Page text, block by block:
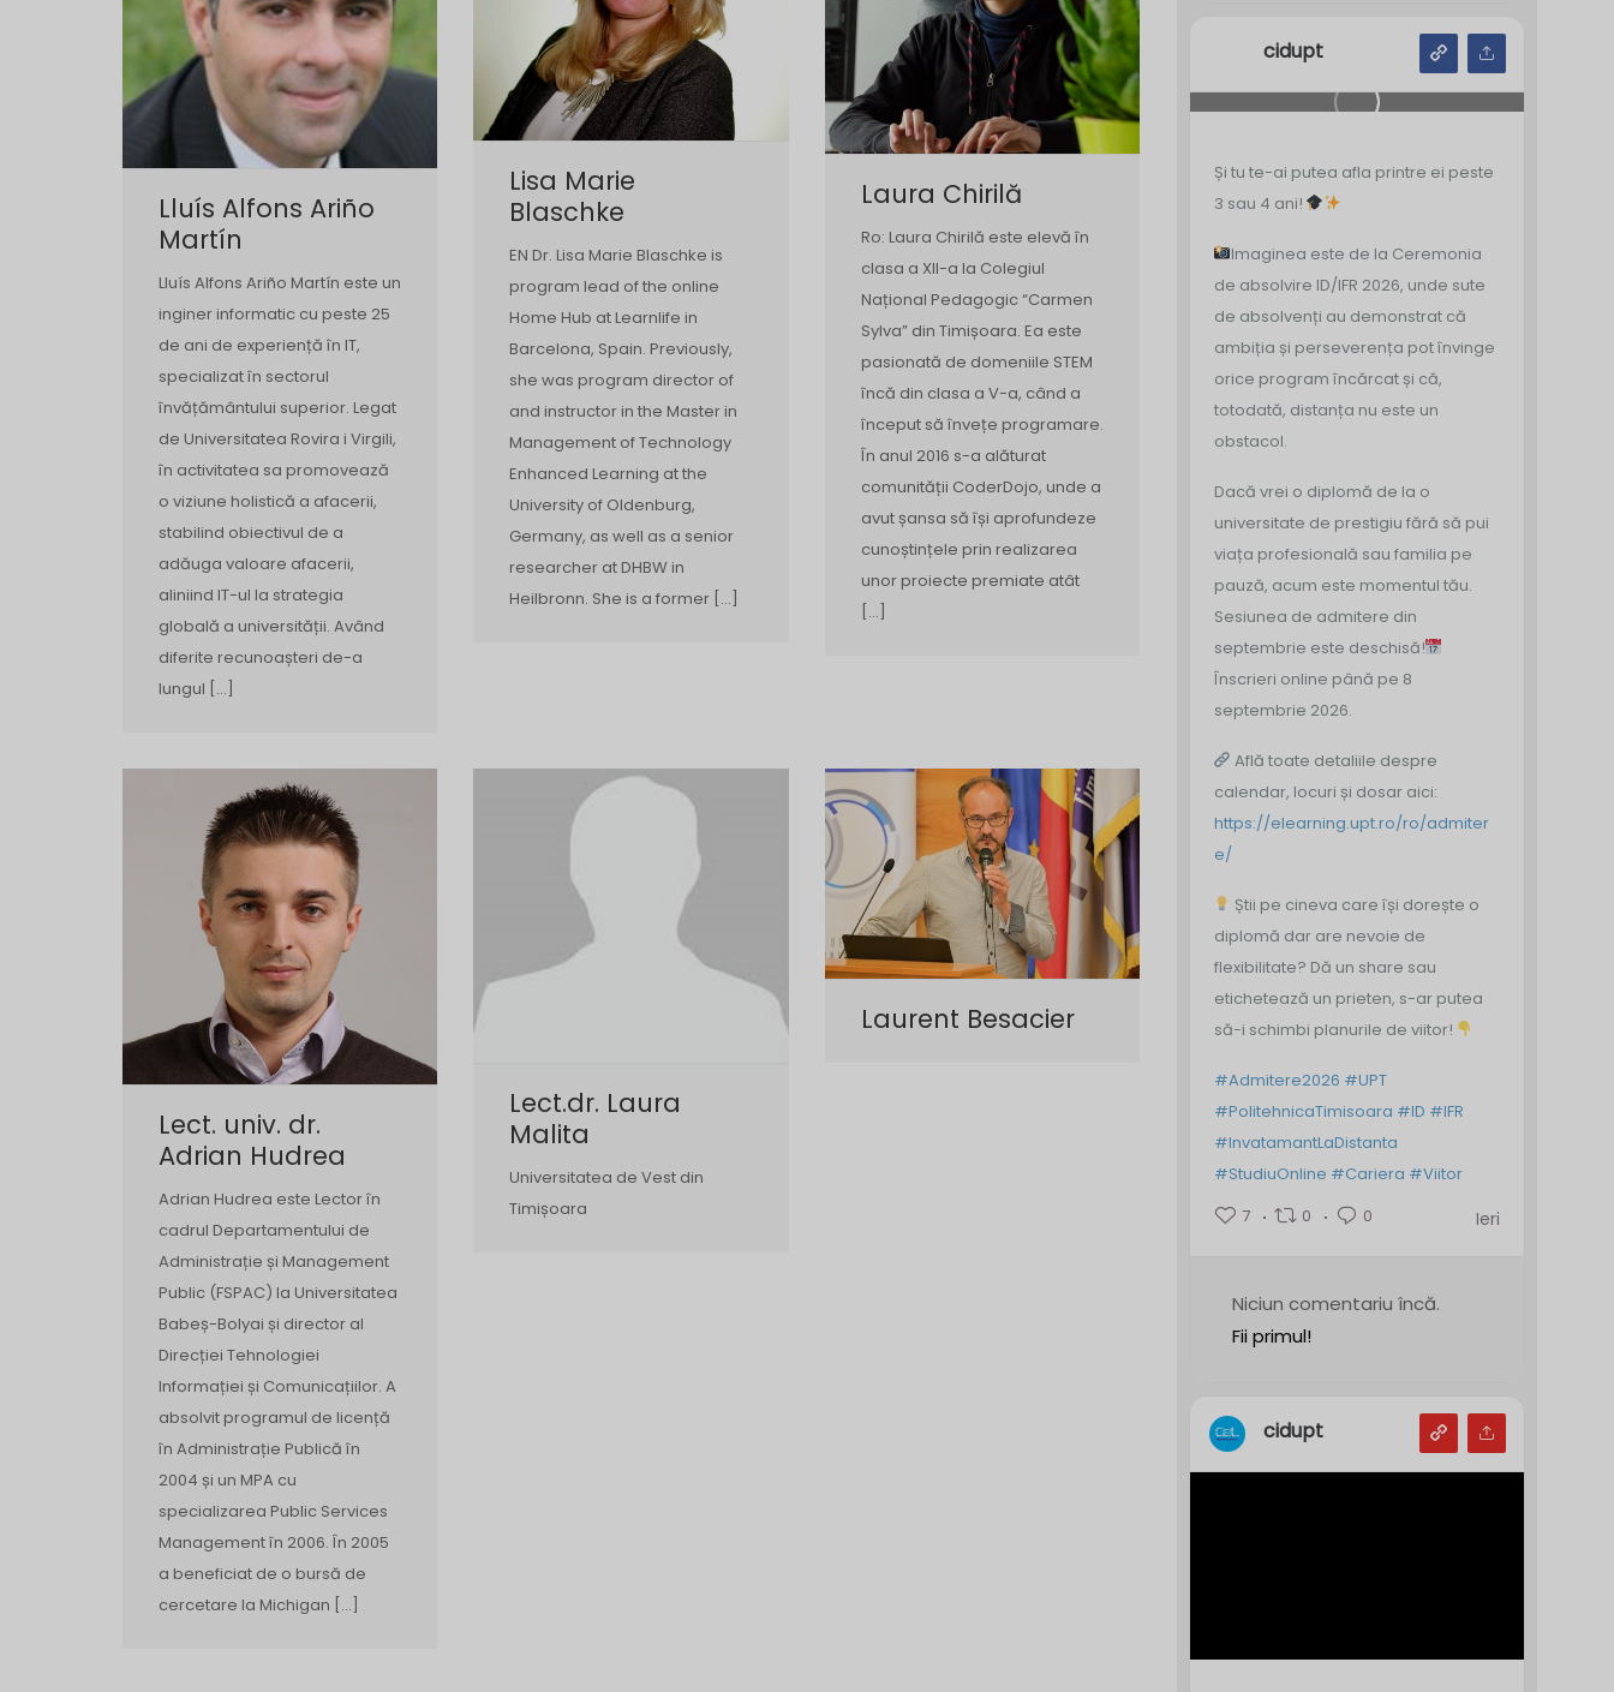
Lluís Alfons Ariño
Martín
Lluís Alfons Ariño Martín este un
inginer informatic cu peste 25
de ani de experiență în IT,
specializat în sectorul
învățământului superior. Legat
de Universitatea Rovira i Virgili,
în activitatea sa promovează
o viziune holistică a afacerii,
stabilind obiectivul de a
adăuga valoare afacerii,
aliniind IT-ul la strategia
globală a universității. Având
diferite recunoașteri de-a
lungul […]
Lisa Marie
Blaschke
EN Dr. Lisa Marie Blaschke is
program lead of the online
Home Hub at Learnlife in
Barcelona, Spain. Previously,
she was program director of
and instructor in the Master in
Management of Technology
Enhanced Learning at the
University of Oldenburg,
Germany, as well as a senior
researcher at DHBW in
Heilbronn. She is a former […]
Laura Chirilă
Ro: Laura Chirilă este elevă în
clasa a XII-a la Colegiul
Național Pedagogic “Carmen
Sylva” din Timișoara. Ea este
pasionată de domeniile STEM
încă din clasa a V-a, când a
început să învețe programare.
În anul 2016 s-a alăturat
comunității CoderDojo, unde a
avut șansa să își aprofundeze
cunoștințele prin realizarea
unor proiecte premiate atât
[…]
Lect. univ. dr.
Adrian Hudrea
Adrian Hudrea este Lector în
cadrul Departamentului de
Administrație și Management
Public (FSPAC) la Universitatea
Babeș-Bolyai și director al
Direcției Tehnologiei
Informației și Comunicațiilor. A
absolvit programul de licență
în Administrație Publică în
2004 și un MPA cu
specializarea Public Services
Management în 2006. În 2005
a beneficiat de o bursă de
cercetare la Michigan […]
Lect.dr. Laura
Malita
Universitatea de Vest din
Timișoara
Laurent Besacier
cidupt
Și tu te-ai putea afla printre ei peste
3 sau 4 ani!
Imaginea este de la Ceremonia
de absolvire ID/IFR 2026, unde sute
de absolvenți au demonstrat că
ambiția și perseverența pot învinge
orice program încărcat și că,
totodată, distanța nu este un
obstacol.
Dacă vrei o diplomă de la o
universitate de prestigiu fără să pui
viața profesională sau familia pe
pauză, acum este momentul tău.
Sesiunea de admitere din
septembrie este deschisă!
Înscrieri online până pe 8
septembrie 2026.
Află toate detaliile despre
calendar, locuri și dosar aici:
https://elearning.upt.ro/ro/admiter
e/
Știi pe cineva care își dorește o
diplomă dar are nevoie de
flexibilitate? Dă un share sau
etichetează un prieten, s-ar putea
să-i schimbi planurile de viitor!
#Admitere2026 #UPT
#PolitehnicaTimisoara #ID #IFR
#InvatamantLaDistanta
#StudiuOnline #Cariera #Viitor
7
0 0 Ieri
Niciun comentariu încă.
Fii primul!
cidupt